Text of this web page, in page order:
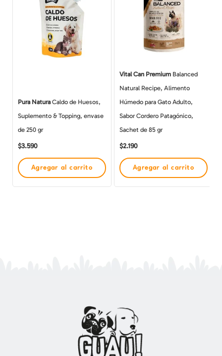
Pura NaturaCaldo de Huesos,
Suplemento & Topping, envase
de 250 gr
$3.590
Agregar al carrito
Vital Can Premium Balanced
Natural Recipe, Alimento
Húmedo para Gato Adulto,
Sabor Cordero Patagónico,
Sachet de 85 gr
$2.190
Agregar al carrito